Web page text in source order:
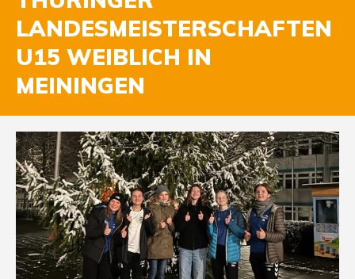
LANDESMEISTERSCHAFTEN
U15 WEIBLICH IN
MEININGEN